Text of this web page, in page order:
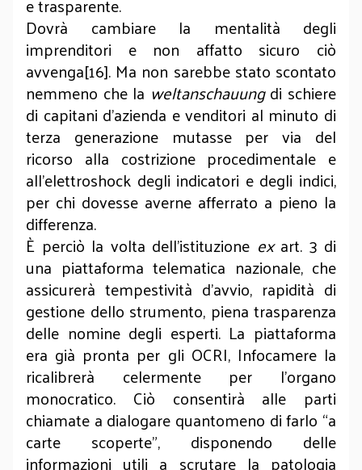
Dovrà cambiare la mentalità degli
imprenditori e non affatto sicuro ciò
avvenga[16]. Ma non sarebbe stato scontato
nemmeno che la weltanschauungdi schiere
di capitani d’azienda e venditori al minuto di
terza generazione mutasse per via del
ricorso alla costrizione procedimentale e
all’elettroshock degli indicatori e degli indici,
per chi dovesse averne afferrato a pieno la
differenza.
È perciò la volta dell’istituzione exart. 3 di
una piattaforma telematica nazionale, che
assicurerà tempestività d’avvio, rapidità di
gestione dello strumento, piena trasparenza
delle nomine degli esperti. La piattaforma
era già pronta per gli OCRI, Infocamere la
ricalibrerà celermente per l’organo
monocratico. Ciò consentirà alle parti
chiamate a dialogare quantomeno di farlo “a
carte scoperte”, disponendo delle
informazioni utili a scrutare la patologia